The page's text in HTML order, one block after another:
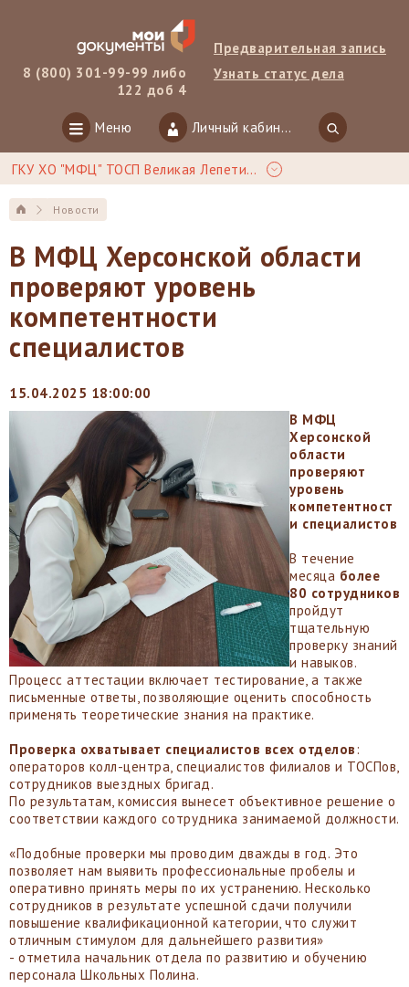
8 (800) 301-99-99 либо
122 доб 4
Предварительная запись
Узнать статус дела
Меню Личный кабинет
ГКУ ХО "МФЦ" ТОСП Великая Лепетиха
Новости
В МФЦ Херсонской области
проверяют уровень
компетентности
специалистов
15.04.2025 18:00:00
В МФЦ
Херсонской
области
проверяют
уровень
компетентност
и специалистов
В течение
месяца более
80 сотрудников
пройдут
тщательную
проверку знаний
и навыков.
Процесс аттестации включает тестирование, а также
письменные ответы, позволяющие оценить способность
применять теоретические знания на практике.
Проверка охватывает специалистов всех отделов:
операторов колл-центра, специалистов филиалов и ТОСПов,
сотрудников выездных бригад.
По результатам, комиссия вынесет объективное решение о
соответствии каждого сотрудника занимаемой должности.
«Подобные проверки мы проводим дважды в год. Это
позволяет нам выявить профессиональные пробелы и
оперативно принять меры по их устранению. Несколько
сотрудников в результате успешной сдачи получили
повышение квалификационной категории, что служит
отличным стимулом для дальнейшего развития»
- отметила начальник отдела по развитию и обучению
персонала Школьных Полина.